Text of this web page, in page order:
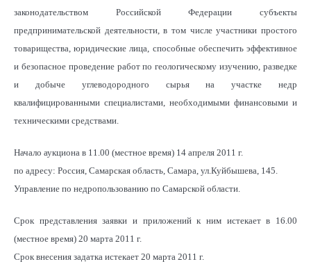
законодательством Российской Федерации субъекты
предпринимательской деятельности, в том числе участники простого
товарищества, юридические лица, способные обеспечить эффективное
и безопасное проведение работ по геологическому изучению, разведке
и добыче углеводородного сырья на участке недр
квалифицированными специалистами, необходимыми финансовыми и
техническими средствами.
Начало аукциона в 11.00 (местное время) 14 апреля 2011 г.
по адресу: Россия, Самарская область, Самара, ул.Куйбышева, 145.
Управление по недропользованию по Самарской области.
Срок представления заявки и приложений к ним истекает в 16.00
(местное время) 20 марта 2011 г.
Срок внесения задатка истекает 20 марта 2011 г.